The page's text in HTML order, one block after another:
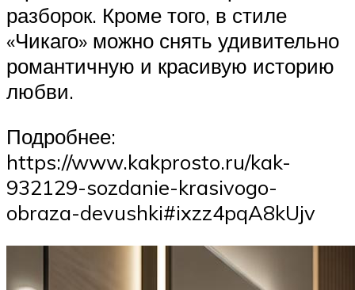
разборок. Кроме того, в стиле
«Чикаго» можно снять удивительно
романтичную и красивую историю
любви.
Подробнее:
https://www.kakprosto.ru/kak-
932129-sozdanie-krasivogo-
obraza-devushki#ixzz4pqA8kUjv